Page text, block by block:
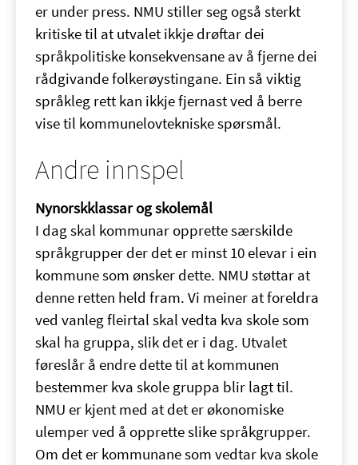
er under press. NMU stiller seg også sterkt
kritiske til at utvalet ikkje drøftar dei
språkpolitiske konsekvensane av å fjerne dei
rådgivande folkerøystingane. Ein så viktig
språkleg rett kan ikkje fjernast ved å berre
vise til kommunelovtekniske spørsmål.
Andre innspel
Nynorskklassar og skolemål
I dag skal kommunar opprette særskilde
språkgrupper der det er minst 10 elevar i ein
kommune som ønsker dette. NMU støttar at
denne retten held fram. Vi meiner at foreldra
ved vanleg fleirtal skal vedta kva skole som
skal ha gruppa, slik det er i dag. Utvalet
føreslår å endre dette til at kommunen
bestemmer kva skole gruppa blir lagt til.
NMU er kjent med at det er økonomiske
ulemper ved å opprette slike språkgrupper.
Om det er kommunane som vedtar kva skole